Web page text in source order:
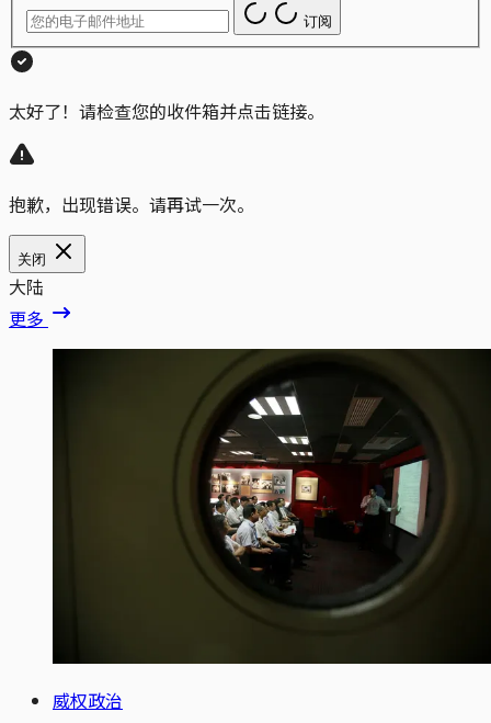
订阅
太好了！请检查您的收件箱并点击链接。
抱歉，出现错误。请再试一次。
关闭
大陆
更多
威权政治